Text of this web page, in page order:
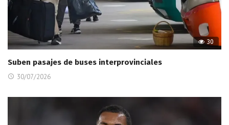
30
Suben pasajes de buses interprovinciales
30/07/2026